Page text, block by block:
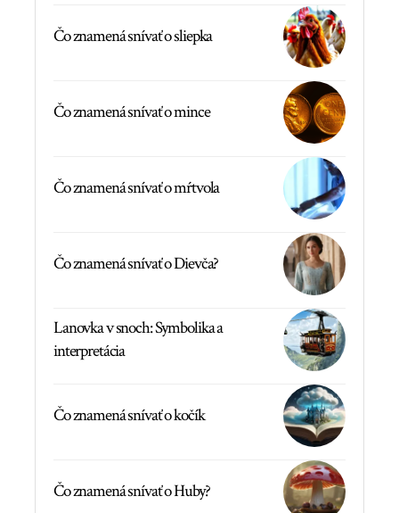
Čo znamená snívať o sliepka
Čo znamená snívať o mince
Čo znamená snívať o mŕtvola
Čo znamená snívať o Dievča?
Lanovka v snoch: Symbolika a
interpretácia
Čo znamená snívať o kočík
Čo znamená snívať o Huby?